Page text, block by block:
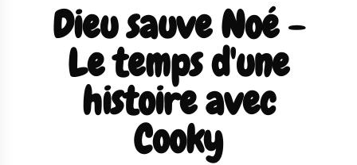
Dieu sauve Noé -
Le temps d'une
histoire avec
Cooky